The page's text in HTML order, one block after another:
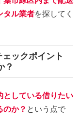
タル業者を探してく
ックポイント
？
としている借りたい
のか？ という点で